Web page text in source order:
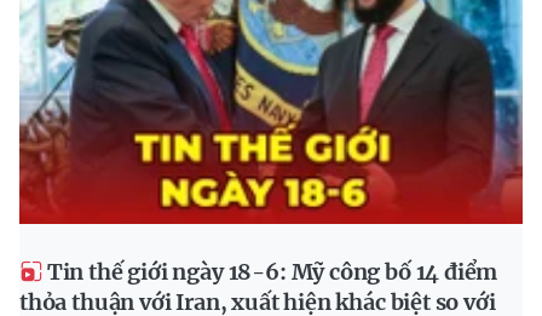
Tin thế giới ngày 18-6: Mỹ công bố 14 điểm
thỏa thuận với Iran, xuất hiện khác biệt so với